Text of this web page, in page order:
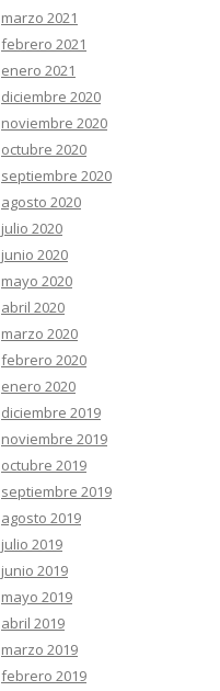
marzo 2021
febrero 2021
enero 2021
diciembre 2020
noviembre 2020
octubre 2020
septiembre 2020
agosto 2020
julio 2020
junio 2020
mayo 2020
abril 2020
marzo 2020
febrero 2020
enero 2020
diciembre 2019
noviembre 2019
octubre 2019
septiembre 2019
agosto 2019
julio 2019
junio 2019
mayo 2019
abril 2019
marzo 2019
febrero 2019